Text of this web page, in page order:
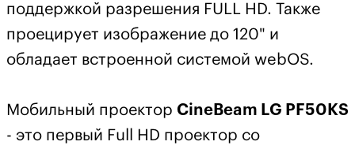
поддержкой разрешения FULL HD. Также
проецирует изображение до 120" и
обладает встроенной системой webOS.
Мобильный проектор CineBeam LG PF50KS
- это первый Full HD проектор со